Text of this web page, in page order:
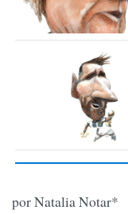
por Natalia Notar*